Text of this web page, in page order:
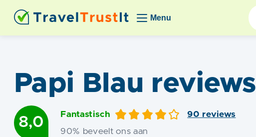
Menu
Papi Blau reviews
8,0
Fantastisch 90 reviews
90% beveelt ons aan